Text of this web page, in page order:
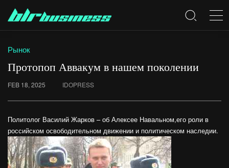
Рынок
Протопоп Аввакум в нашем поколении
FEB 18, 2025 IDOPRESS
Политолог Василий Жарков – об Алексее Навальном,его роли в
российском освободительном движении и политическом наследии.